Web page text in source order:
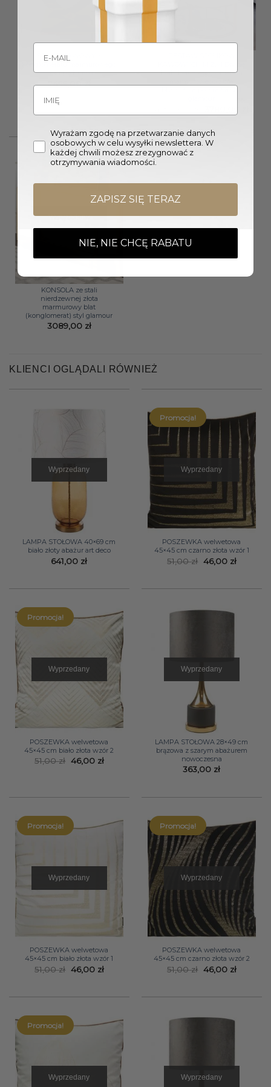
STOLIK KAWOWY z
złota podstawa
2499,00zł
biały blat z konglomeratu
cena
4290,00 zł.
Wyprzedany
KONSOLA ze stali
nierdzewnej złota
marmurowy blat
(konglomerat) styl glamour
3089,00 zł
KLIENCI OGLĄDALI RÓWNIEŻ
Wyprzedany
LAMPA STOŁOWA 40×69 cm
biało złoty abażur art deco
641,00 zł
Promocja!
Wyprzedany
POSZEWKA welwetowa
45×45 cm czarno złota wzór 1
51,00zł Pierwotna
cena
46,00 zł
Promocja!
Wyprzedany
POSZEWKA welwetowa
45×45 cm biało złota wzór 2
51,00zł Pierwotna
cena
46,00 złAktualna
Wyprzedany
LAMPA STOŁOWA 28×49 cm
brązowa z szarym abażurem
nowoczesna
363,00 zł
Promocja!
Wyprzedany
POSZEWKA welwetowa
45×45 cm biało złota wzór 1
51,00zł Pierwotna
cena
46,00 złAktualna
Promocja!
Wyprzedany
POSZEWKA welwetowa
45×45 cm czarno złota wzór 2
51,00zł Pierwotna
cena
46,00 zł
Promocja!
Wyprzedany Wyprzedany
Wyrażam zgodę na przetwarzanie danych
osobowych w celu wysyłki newslettera. W
każdej chwili możesz zrezygnować z
otrzymywania wiadomości.
ZAPISZ SIĘ TERAZ
NIE, NIE CHCĘ RABATU